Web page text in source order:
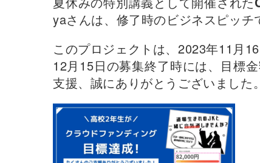
yaさんは、修了時のビジネスピッチ
このプロジェクトは、2023年11月
12月15日の募集終了時には、目標
支援、誠にありがとうございました。